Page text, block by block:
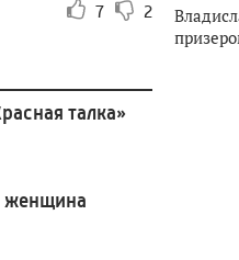
7 2
талка»
женщина